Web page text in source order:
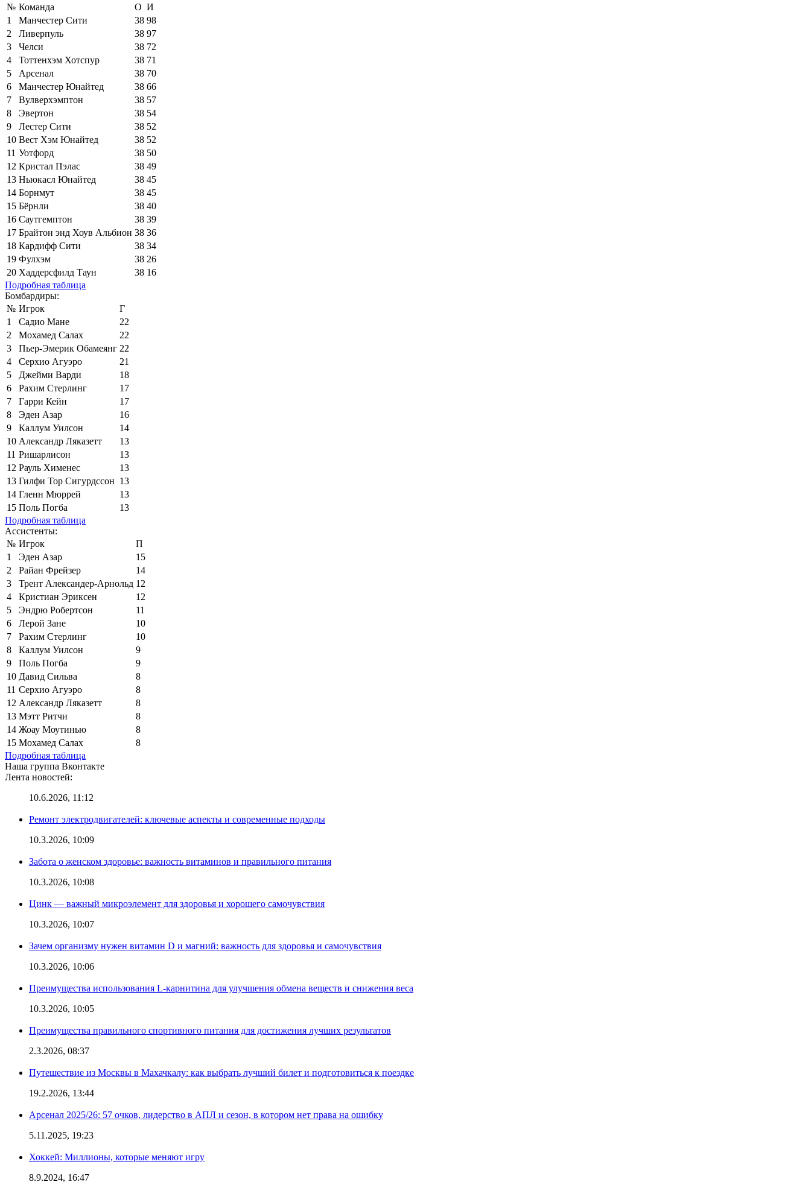
№ Команда О И
1
Манчестер Сити 38 98
2
Ливерпуль 38 97
3
Челси 38 72
4
Тоттенхэм Хотспур 38 71
5
Арсенал 38 70
6
Манчестер Юнайтед 38 66
7
Вулверхэмптон 38 57
8
Эвертон 38 54
9
Лестер Сити 38 52
10 Вест Хэм Юнайтед 38 52
11 Уотфорд 38 50
12 Кристал Пэлас 38 49
13 Ньюкасл Юнайтед 38 45
14 Борнмут 38 45
15 Бёрнли 38 40
16 Саутгемптон 38 39
17 Брайтон энд Хоув Альбион 38 36
18 Кардифф Сити 38 34
19 Фулхэм 38 26
20 Хаддерсфилд Таун 38 16
Подробная таблица
Бомбардиры:
№ Игрок
Г
1
Садио Мане
22
2
Мохамед Салах
22
3
Пьер-Эмерик Обамеянг 22
4
Серхио Агуэро
21
5
Джейми Варди
18
6
Рахим Стерлинг
17
7
Гарри Кейн
17
8
Эден Азар
16
9
Каллум Уилсон
14
10 Александр Ляказетт
13
11 Ришарлисон
13
12 Рауль Хименес
13
13 Гилфи Тор Сигурдссон 13
14 Гленн Мюррей
13
15 Поль Погба
13
Подробная таблица
Ассистенты:
№ Игрок
П
1
Эден Азар
15
2
Райан Фрейзер
14
3
Трент Александер-Арнольд 12
4
Кристиан Эриксен
12
5
Эндрю Робертсон
11
6
Лерой Зане
10
7
Рахим Стерлинг
10
8
Каллум Уилсон
9
9
Поль Погба
9
10 Давид Сильва
8
11 Серхио Агуэро
8
12 Александр Ляказетт
8
13 Мэтт Ритчи
8
14 Жоау Моутинью
8
15 Мохамед Салах
8
Подробная таблица
Наша группа Вконтакте
Лента новостей:
10.6.2026, 11:12
Ремонт электродвигателей: ключевые аспекты и современные подходы
10.3.2026, 10:09
Забота о женском здоровье: важность витаминов и правильного питания
10.3.2026, 10:08
Цинк — важный микроэлемент для здоровья и хорошего самочувствия
10.3.2026, 10:07
Зачем организму нужен витамин D и магний: важность для здоровья и самочувствия
10.3.2026, 10:06
Преимущества использования L-карнитина для улучшения обмена веществ и снижения веса
10.3.2026, 10:05
Преимущества правильного спортивного питания для достижения лучших результатов
2.3.2026, 08:37
Путешествие из Москвы в Махачкалу: как выбрать лучший билет и подготовиться к поездке
19.2.2026, 13:44
Арсенал 2025/26: 57 очков, лидерство в АПЛ и сезон, в котором нет права на ошибку
5.11.2025, 19:23
Хоккей: Миллионы, которые меняют игру
8.9.2024, 16:47